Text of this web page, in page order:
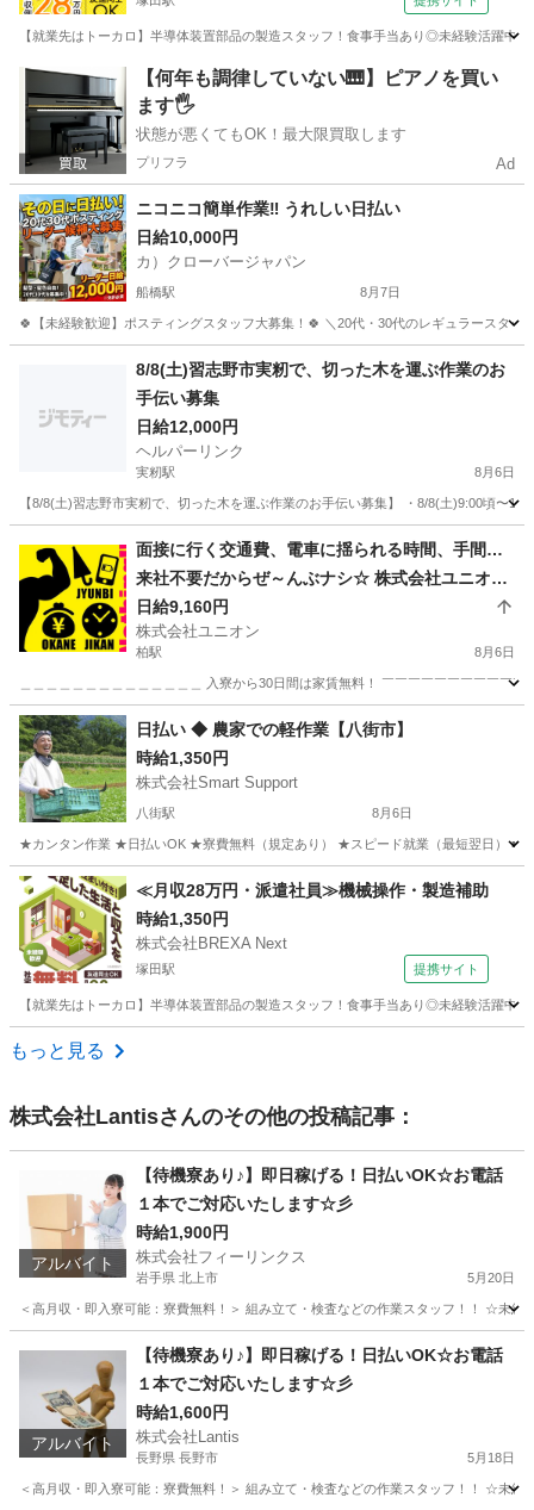
【就業先はトーカロ】半導体装置部品の製造スタッフ！食事手当あり◎未経験活躍
千葉 船橋市 塚田駅 その他
【何年も調律していない🎹】ピアノを買い
ます🖐️
状態が悪くてもOK！最大限買取します
プリフラ Ad
ニコニコ簡単作業‼️ うれしい日払い
日給10,000円
カ）クローバージャパン
船橋駅 8月7日
🍀【未経験歓迎】ポスティングスタッフ大募集！🍀 ＼20代・30代のレギュラースタ
船橋駅 軽作業 スタッフ
8/8(土)習志野市実籾で、切った木を運ぶ作業のお
手伝い募集
日給12,000円
ヘルパーリンク
実籾駅 8月6日
【8/8(土)習志野市実籾で、切った木を運ぶ作業のお手伝い募集】 ・8/8(土)9:00頃〜
実籾駅 軽作業
面接に行く交通費、電車に揺られる時間、手間…
来社不要だからぜ～んぶナシ☆ 株式会社ユニオン
柏
日給9,160円
株式会社ユニオン
柏駅 8月6日
＿＿＿＿＿＿＿＿＿＿＿＿＿＿ 入寮から30日間は家賃無料！ ￣￣￣￣￣￣￣￣￣￣
千葉 柏市 柏駅 警備員 個室
日払い ◆ 農家での軽作業【八街市】
時給1,350円
株式会社Smart Support
八街駅 8月6日
★カンタン作業 ★日払いOK ★寮費無料（規定あり） ★スピード就業（最短翌日） ■
千葉 八街市 八街駅 仕分け 雑草
≪月収28万円・派遣社員≫機械操作・製造補助
時給1,350円
株式会社BREXA Next
塚田駅 提携サイト
【就業先はトーカロ】半導体装置部品の製造スタッフ！食事手当あり◎未経験活躍
千葉 船橋市
もっと見る
株式会社Lantisさんのその他の投稿記事：
アルバイト
【待機寮あり♪】即日稼げる！日払いOK☆お電話
１本でご対応いたします☆彡
時給1,900円
株式会社フィーリンクス
岩手県 北上市 5月20日
＜高月収・即入寮可能：寮費無料！＞ 組み立て・検査などの作業スタッフ！！
軽作業 時給
アルバイト
【待機寮あり♪】即日稼げる！日払いOK☆お電話
１本でご対応いたします☆彡
時給1,600円
株式会社Lantis
長野県 長野市 5月18日
＜高月収・即入寮可能：寮費無料！＞ 組み立て・検査などの作業スタッフ！！